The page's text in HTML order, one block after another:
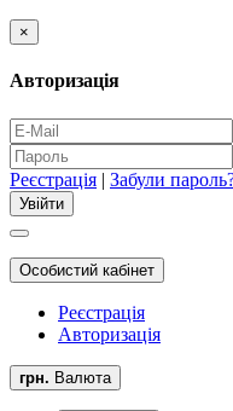
×
Авторизація
Реєстрація | Забули
Особистий кабінет
Реєстрація
Авторизація
грн. Валюта